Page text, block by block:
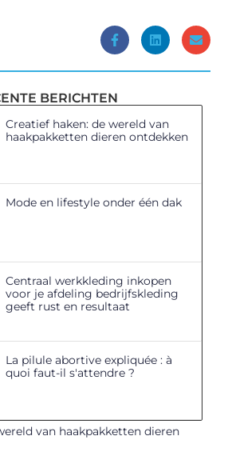
BERICHTEN
Creatief haken: de wereld van
haakpakketten dieren ontdekken
Mode en lifestyle onder één dak
Centraal werkkleding inkopen
voor je afdeling bedrijfskleding
geeft rust en resultaat
La pilule abortive expliquée : à
quoi faut-il s'attendre ?
van haakpakketten dieren